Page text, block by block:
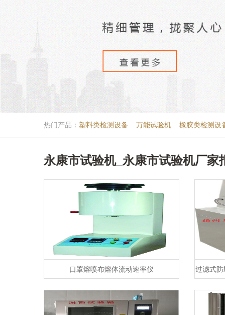
热门产品： 塑料类检测设备 万能试验机 橡胶类检测设
永康市试验机_永康市试验机厂家
口罩熔喷布熔体流动速率仪 过滤式